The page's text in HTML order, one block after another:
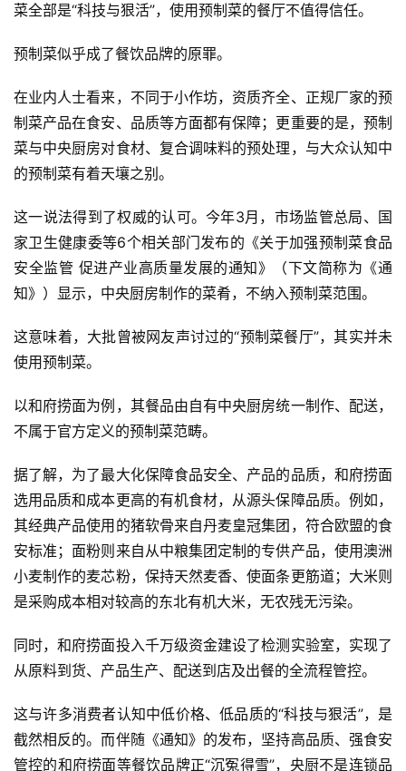
菜全部是“科技与狠活”，使用预制菜的餐厅不值得信任。
预制菜似乎成了餐饮品牌的原罪。
在业内人士看来，不同于小作坊，资质齐全、正规厂家的预
制菜产品在食安、品质等方面都有保障；更重要的是，预制
菜与中央厨房对食材、复合调味料的预处理，与大众认知中
的预制菜有着天壤之别。
这一说法得到了权威的认可。今年3月，市场监管总局、国
家卫生健康委等6个相关部门发布的《关于加强预制菜食品
安全监管 促进产业高质量发展的通知》（下文简称为《通
知》）显示，中央厨房制作的菜肴，不纳入预制菜范围。
这意味着，大批曾被网友声讨过的“预制菜餐厅”，其实并未
使用预制菜。
以和府捞面为例，其餐品由自有中央厨房统一制作、配送，
不属于官方定义的预制菜范畴。
据了解，为了最大化保障食品安全、产品的品质，和府捞面
选用品质和成本更高的有机食材，从源头保障品质。例如，
其经典产品使用的猪软骨来自丹麦皇冠集团，符合欧盟的食
安标准；面粉则来自从中粮集团定制的专供产品，使用澳洲
小麦制作的麦芯粉，保持天然麦香、使面条更筋道；大米则
是采购成本相对较高的东北有机大米，无农残无污染。
同时，和府捞面投入千万级资金建设了检测实验室，实现了
从原料到货、产品生产、配送到店及出餐的全流程管控。
这与许多消费者认知中低价格、低品质的“科技与狠活”，是
截然相反的。而伴随《通知》的发布，坚持高品质、强食安
管控的和府捞面等餐饮品牌正“沉冤得雪”，央厨不是连锁品